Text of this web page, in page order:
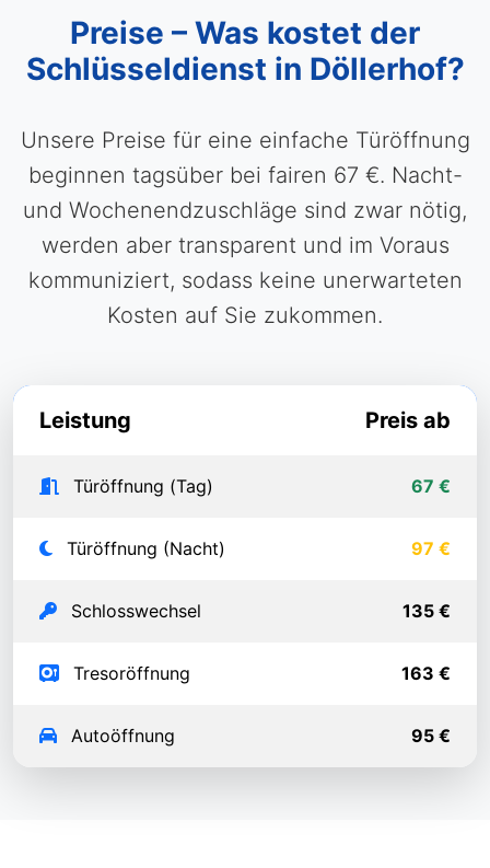
Preise – Was kostet der
Schlüsseldienst in Döllerhof?
Unsere Preise für eine einfache Türöffnung
beginnen tagsüber bei fairen 67 €. Nacht-
und Wochenendzuschläge sind zwar nötig,
werden aber transparent und im Voraus
kommuniziert, sodass keine unerwarteten
Kosten auf Sie zukommen.
Leistung Preis ab
Türöffnung (Tag) 67 €
Türöffnung (Nacht) 97 €
Schlosswechsel 135 €
Tresoröffnung 163 €
Autoöffnung 95 €